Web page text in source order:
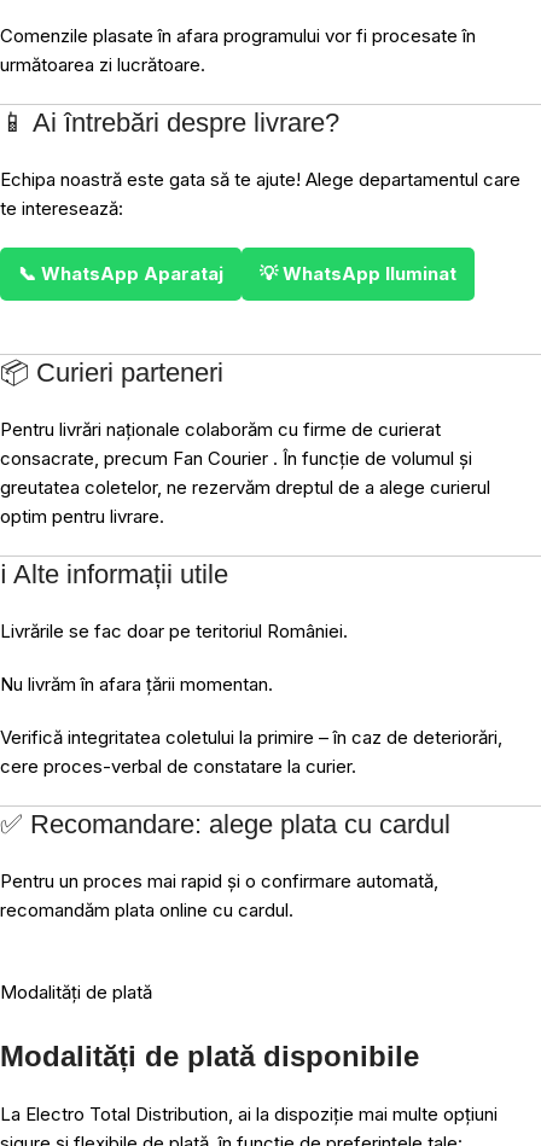
Comenzile plasate în afara programului vor fi procesate în
următoarea zi lucrătoare.
📱 Ai întrebări despre livrare?
Echipa noastră este gata să te ajute! Alege departamentul care
te interesează:
📞 WhatsApp Aparataj 💡 WhatsApp Iluminat
📦 Curieri parteneri
Pentru livrări naționale colaborăm cu firme de curierat
consacrate, precum Fan Courier . În funcție de volumul și
greutatea coletelor, ne rezervăm dreptul de a alege curierul
optim pentru livrare.
ℹ️ Alte informații utile
Livrările se fac doar pe teritoriul României.
Nu livrăm în afara țării momentan.
Verifică integritatea coletului la primire – în caz de deteriorări,
cere proces-verbal de constatare la curier.
✅ Recomandare: alege plata cu cardul
Pentru un proces mai rapid și o confirmare automată,
recomandăm plata online cu cardul.
Modalități de plată
Modalități de plată disponibile
La Electro Total Distribution, ai la dispoziție mai multe opțiuni